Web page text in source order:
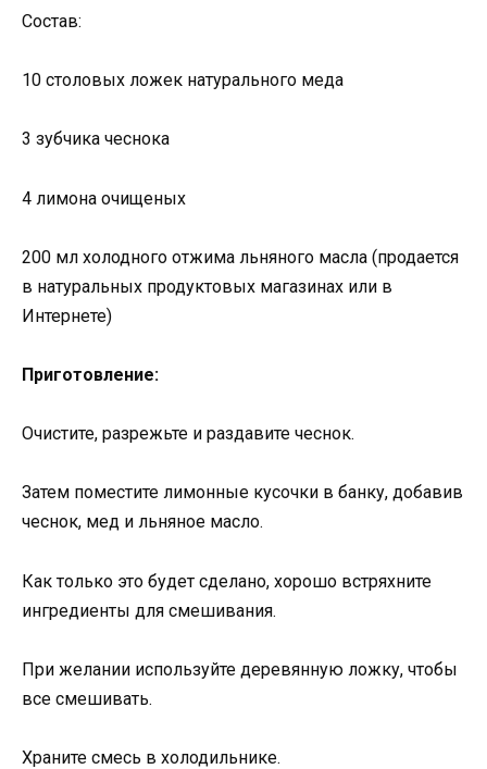
Состав:
10 столовых ложек натурального меда
3 зубчика чеснока
4 лимона очищеных
200 мл холодного отжима льняного масла (продается
в натуральных продуктовых магазинах или в
Интернете)
Приготовление:
Очистите, разрежьте и раздавите чеснок.
Затем поместите лимонные кусочки в банку, добавив
чеснок, мед и льняное масло.
Как только это будет сделано, хорошо встряхните
ингредиенты для смешивания.
При желании используйте деревянную ложку, чтобы
все смешивать.
Храните смесь в холодильнике.